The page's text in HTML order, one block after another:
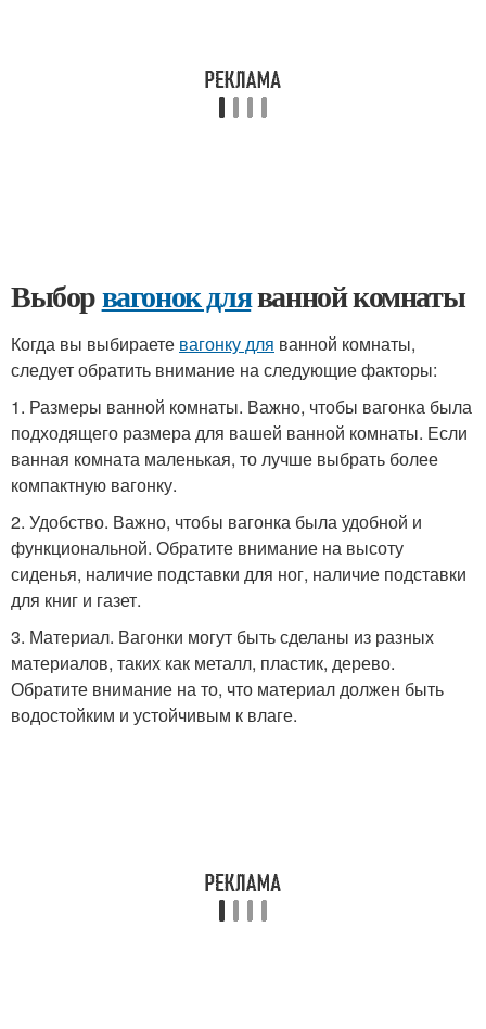
Выборвагонок дляванной комнаты
Когда вы выбираете вагонку для ванной комнаты,
следует обратить внимание на следующие факторы:
1. Размеры ванной комнаты. Важно, чтобы вагонка была
подходящего размера для вашей ванной комнаты. Если
ванная комната маленькая, то лучше выбрать более
компактную вагонку.
2. Удобство. Важно, чтобы вагонка была удобной и
функциональной. Обратите внимание на высоту
сиденья, наличие подставки для ног, наличие подставки
для книг и газет.
3. Материал. Вагонки могут быть сделаны из разных
материалов, таких как металл, пластик, дерево.
Обратите внимание на то, что материал должен быть
водостойким и устойчивым к влаге.